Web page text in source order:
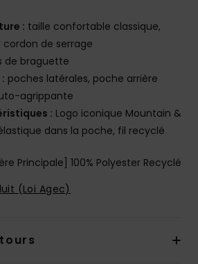
: taille confortable classique,
de serrage
de braguette
poches latérales, poche arrière
agrippante
: Logo iconique Mountain &
dans la poche, fil recyclé
Principale] 100% Polyester Recyclé
(Loi Agec)